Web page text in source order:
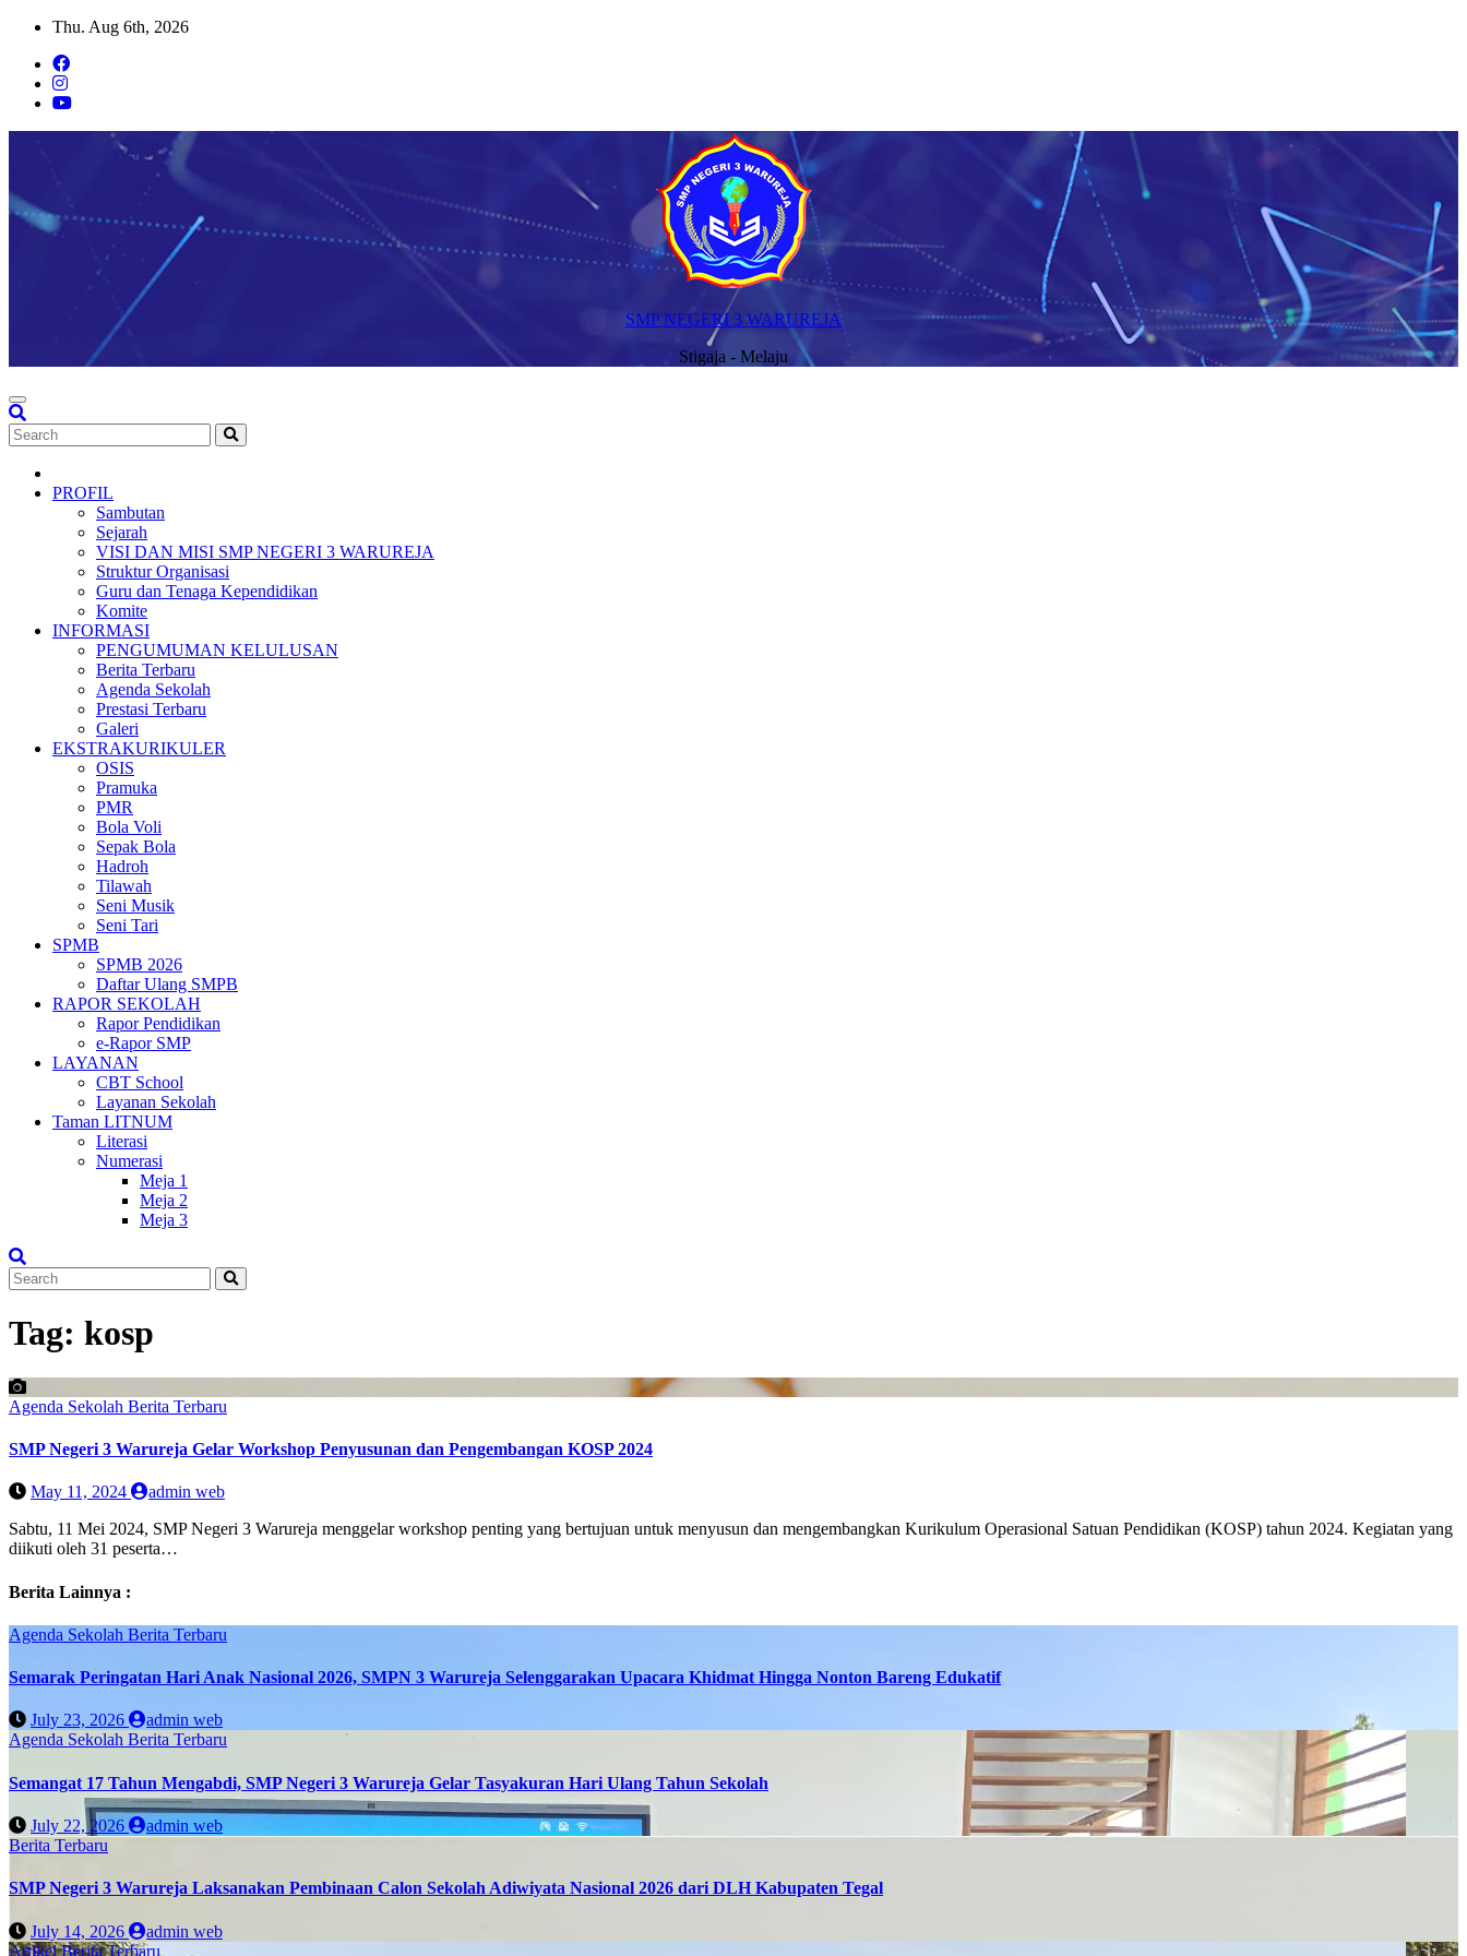
Skip
content
Thu. Aug 6th, 2026
SMP NEGERI 3 WARUREJA
Stigaja - Melaju
PROFIL
Sambutan
Sejarah
VISI DAN MISI SMP NEGERI 3 WARUREJA
Struktur Organisasi
Guru dan Tenaga Kependidikan
Komite
INFORMASI
PENGUMUMAN KELULUSAN
Berita Terbaru
Agenda Sekolah
Prestasi Terbaru
Galeri
EKSTRAKURIKULER
OSIS
Pramuka
PMR
Bola Voli
Sepak Bola
Hadroh
Tilawah
Seni Musik
Seni Tari
SPMB
SPMB 2026
Daftar Ulang SMPB
RAPOR SEKOLAH
Rapor Pendidikan
e-Rapor SMP
LAYANAN
CBT School
Layanan Sekolah
Taman LITNUM
Literasi
Numerasi
Meja 1
Meja 2
Meja 3
Tag: kosp
Agenda Sekolah Berita Terbaru
SMP Negeri 3 Warureja Gelar Workshop Penyusunan dan Pengembangan KOSP 2024
May 11, 2024
admin web
Sabtu, 11 Mei 2024, SMP Negeri 3 Warureja menggelar workshop penting yang bertujuan untuk menyusun dan mengembangkan Kurikulum Operasional Satuan Pendidikan (KOSP) tahun 2024. Kegiatan yang
diikuti oleh 31 peserta…
Berita Lainnya :
Agenda Sekolah Berita Terbaru
Semarak Peringatan Hari Anak Nasional 2026, SMPN 3 Warureja Selenggarakan Upacara Khidmat Hingga Nonton Bareng Edukatif
July 23, 2026
admin web
Agenda Sekolah Berita Terbaru
Semangat 17 Tahun Mengabdi, SMP Negeri 3 Warureja Gelar Tasyakuran Hari Ulang Tahun Sekolah
July 22, 2026
admin web
Berita Terbaru
SMP Negeri 3 Warureja Laksanakan Pembinaan Calon Sekolah Adiwiyata Nasional 2026 dari DLH Kabupaten Tegal
July 14, 2026
admin web
ArtikelBerita Terbaru